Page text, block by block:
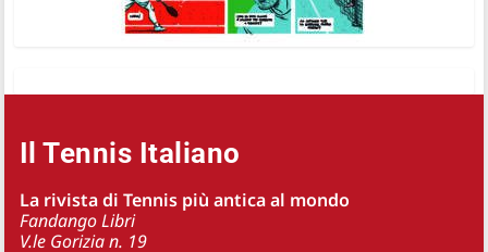
Il Tennis Italiano
La rivista di Tennis più antica al mondo
Fandango Libri
V.le Gorizia n. 19